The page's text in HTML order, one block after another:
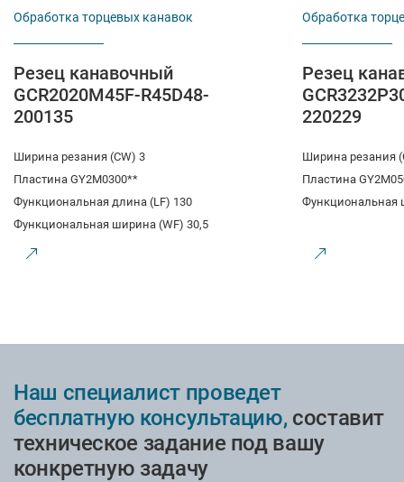
Обработка торцевых канавок
Резец канавочный
GCR2020M45F-R45D48-
200135
Ширина резания (CW) 3
Пластина GY2M0300**
Функциональная длина (LF) 130
Функциональная ширина (WF) 30,5
Обработка
Резец
220229
Ширина резания
Пластина
Функциональная
Наш специалист проведет
бесплатную консультацию, составит
техническое задание под вашу
конкретную задачу